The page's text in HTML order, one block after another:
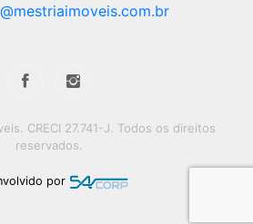
CRECI 27.741-J. Todos os direitos
reservados.
por